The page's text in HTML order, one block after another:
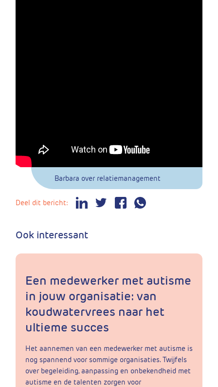
Barbara over relatiemanagement
Deel dit bericht:
Ook interessant
Een medewerker met autisme
in jouw organisatie: van
koudwatervrees naar het
ultieme succes
Het aannemen van een medewerker met autisme is
nog spannend voor sommige organisaties. Twijfels
over begeleiding, aanpassing en onbekendheid met
autisme en de talenten zorgen voor